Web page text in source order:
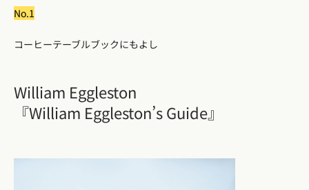
No.1
コーヒーテーブルブックにもよし
William Eggleston
『William Eggleston’s Guide』